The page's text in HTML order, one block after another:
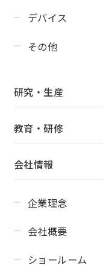
デバイス
その他
研究・生産
教育・研修
会社情報
企業理念
会社概要
ショールーム